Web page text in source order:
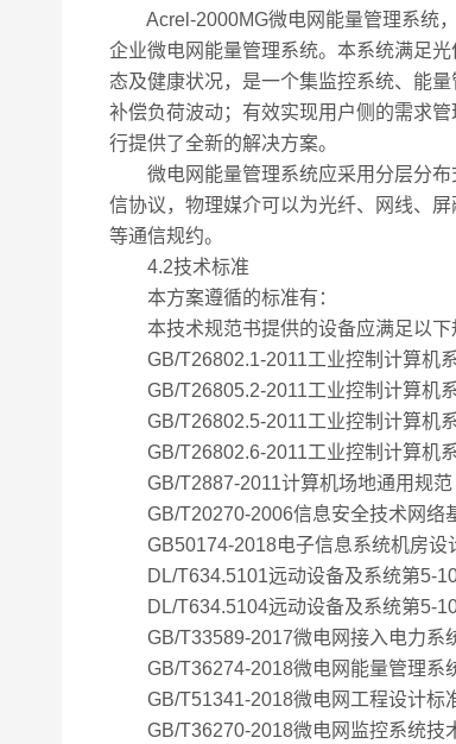
Acrel-2000MG微电网能量管理系统，
企业微电网能量管理系统。本系统满足
态及健康状况，是一个集监控系统、能
补偿负荷波动；有效实现用户侧的需求
行提供了全新的解决方案。
微电网能量管理系统应采用分层分布
信协议，物理媒介可以为光纤、网线、
等通信规约。
4.2技术标准
本方案遵循的标准有：
本技术规范书提供的设备应满足以下
GB/T26802.1-2011工业控制计算机
GB/T26805.2-2011工业控制计算机系
GB/T26802.5-2011工业控制计算机
GB/T26802.6-2011工业控制计算机系
GB/T2887-2011计算机场地通用规范
GB/T20270-2006信息安全技术网络
GB50174-2018电子信息系统机房设
DL/T634.5101远动设备及系统第5-
DL/T634.5104远动设备及系统第5-
GB/T33589-2017微电网接入电力系
GB/T36274-2018微电网能量管理系
GB/T51341-2018微电网工程设计标
GB/T36270-2018微电网监控系统技